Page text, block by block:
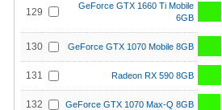
129
GeForce GTX 1660 Ti Mobile
6GB
130 GeForce GTX 1070 Mobile 8GB
131 Radeon RX 590 8GB
132 GeForce GTX 1070 Max-Q 8GB